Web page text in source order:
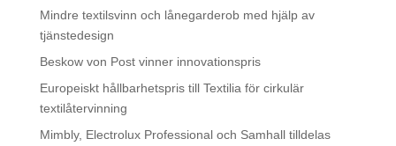
Mindre textilsvinn och lånegarderob med hjälp av
tjänstedesign
Beskow von Post vinner innovationspris
Europeiskt hållbarhetspris till Textilia för cirkulär
textilåtervinning
Mimbly, Electrolux Professional och Samhall tilldelas